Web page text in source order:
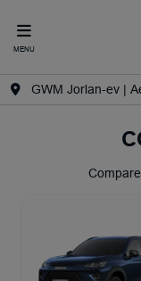
MENU
GWM Jorlan-ev |